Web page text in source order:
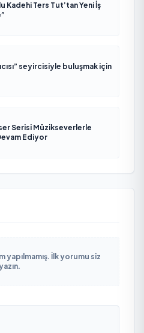
Kadehi Ters Tut’tan Yeni İş
seyircisiyle buluşmak için
Serisi Müzikseverlerle
Ediyor
yapılmamış. İlk yorumu siz